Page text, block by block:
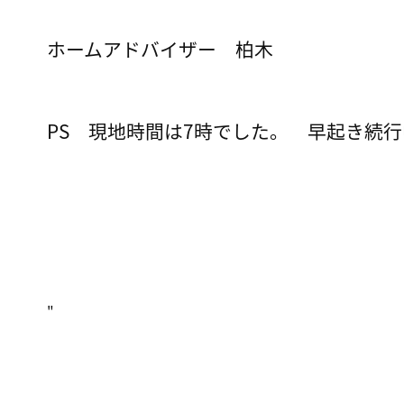
ホームアドバイザー 柏木
PS 現地時間は7時でした。 早起き続
"